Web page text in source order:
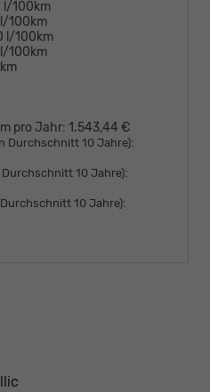
l/100km
100km
l/100km
100km
pro Jahr: 1.543,44 €
Durchschnitt 10 Jahre):
Durchschnitt 10 Jahre):
10 Jahre):